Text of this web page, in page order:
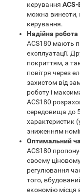
керування ACS-
можна винести,
керування.
Надійна робота
ACS180 мають
експлуатації.
покриттям, а
повітря через
захистом від
роботу і
ACS180
середовища до
характеристик
зниженням
Оптимальний
ACS180
своєму
регулювання
того,
економію місця